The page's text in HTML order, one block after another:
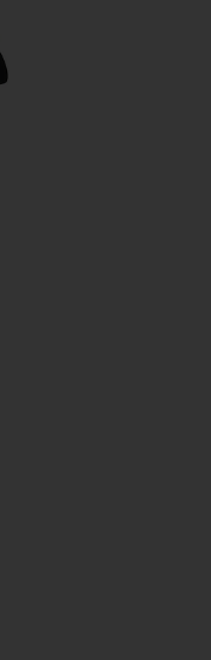
Midi Dress